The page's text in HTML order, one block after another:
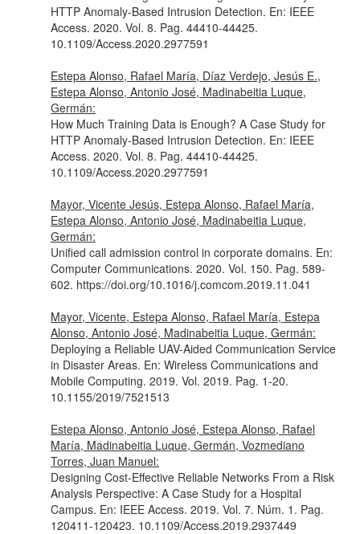
HTTP Anomaly-Based Intrusion Detection. En: IEEE
Access. 2020. Vol. 8. Pag. 44410-44425.
10.1109/Access.2020.2977591
Estepa Alonso, Rafael María, Díaz Verdejo, Jesús E.,
Estepa Alonso, Antonio José, Madinabeitia Luque,
Germán:
How Much Training Data is Enough? A Case Study for
HTTP Anomaly-Based Intrusion Detection. En: IEEE
Access. 2020. Vol. 8. Pag. 44410-44425.
10.1109/Access.2020.2977591
Mayor, Vicente Jesús, Estepa Alonso, Rafael María,
Estepa Alonso, Antonio José, Madinabeitia Luque,
Germán:
Unified call admission control in corporate domains. En:
Computer Communications. 2020. Vol. 150. Pag. 589-
602. https://doi.org/10.1016/j.comcom.2019.11.041
Mayor, Vicente, Estepa Alonso, Rafael María, Estepa
Alonso, Antonio José, Madinabeitia Luque, Germán:
Deploying a Reliable UAV-Aided Communication Service
in Disaster Areas. En: Wireless Communications and
Mobile Computing. 2019. Vol. 2019. Pag. 1-20.
10.1155/2019/7521513
Estepa Alonso, Antonio José, Estepa Alonso, Rafael
María, Madinabeitia Luque, Germán, Vozmediano
Torres, Juan Manuel:
Designing Cost-Effective Reliable Networks From a Risk
Analysis Perspective: A Case Study for a Hospital
Campus. En: IEEE Access. 2019. Vol. 7. Núm. 1. Pag.
120411-120423. 10.1109/Access.2019.2937449